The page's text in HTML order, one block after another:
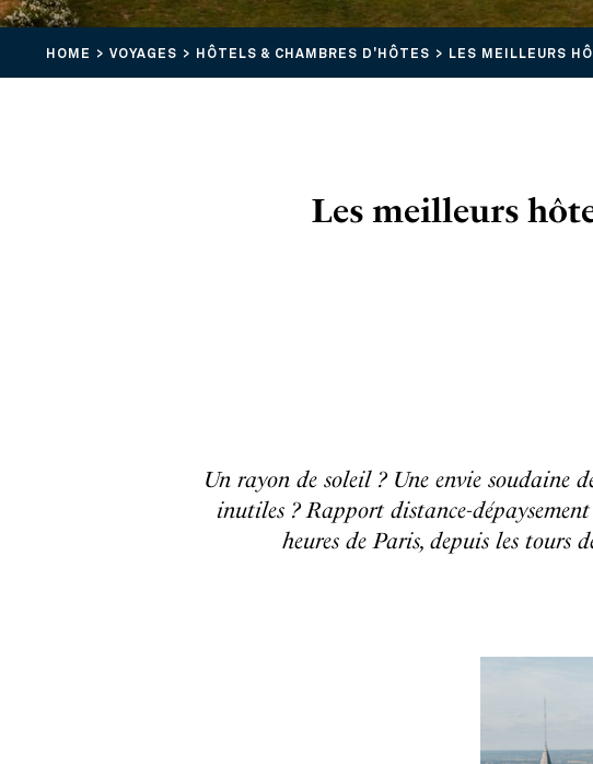
HOME VOYAGES HÔTELS & CHAMBRES D'HÔTES LES MEILLEURS
Les meilleurs
Un rayon de soleil ? Une envie soudaine
inutiles ? Rapport distance-
heures de Paris, depuis les tours